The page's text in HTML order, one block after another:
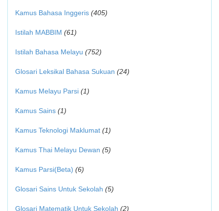
Kamus Bahasa Inggeris (405)
Istilah MABBIM (61)
Istilah Bahasa Melayu (752)
Glosari Leksikal Bahasa Sukuan (24)
Kamus Melayu Parsi (1)
Kamus Sains (1)
Kamus Teknologi Maklumat (1)
Kamus Thai Melayu Dewan (5)
Kamus Parsi(Beta) (6)
Glosari Sains Untuk Sekolah (5)
Glosari Matematik Untuk Sekolah (2)